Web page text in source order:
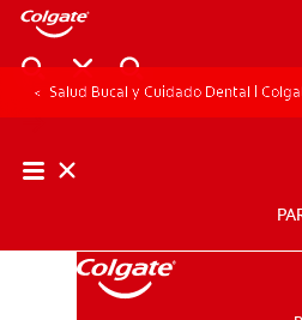
Salud Bucal y Cuidado Dental |